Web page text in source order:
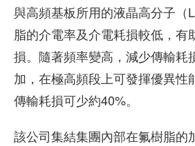
與高頻基板所用的液晶高分子（
脂的介電率及介電耗損較低，有
損。隨著頻率變高，減少傳輸耗
加，在極高頻段上可發揮優異性
傳輸耗損可少約40%。
該公司集結集團內部在氟樹脂的